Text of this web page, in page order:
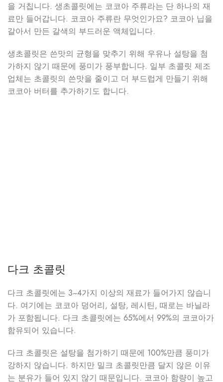
을 거칩니다. 생초콜릿에는 코코아 주류라는 단 하나의 재
료만 들어갑니다. 코코아 주류란 무엇인가요? 코코아 닙을
갈아서 만든 갈색의 부드러운 액체입니다.
생초콜릿은 쓴맛의 균형을 맞추기 위해 우유나 설탕을 첨
가하지 않기 때문에 풍미가 풍부합니다. 일부 초콜릿 제조
업체는 초콜릿의 쓴맛을 줄이고 더 부드럽게 만들기 위해
코코아 버터를 추가하기도 합니다.
다크 초콜릿
다크 초콜릿에는 3~4가지 이상의 재료가 들어가지 않습니
다. 여기에는 코코아 덩어리, 설탕, 레시틴, 때로는 바닐라
가 포함됩니다. 다크 초콜릿에는 65%에서 99%의 코코아가
함유되어 있습니다.
다크 초콜릿은 설탕을 첨가하기 때문에 100%만큼 풍미가
강하지 않습니다. 하지만 밀크 초콜릿만큼 달지 않은 이유
는 분유가 들어 있지 않기 때문입니다. 코코아 함량이 높고